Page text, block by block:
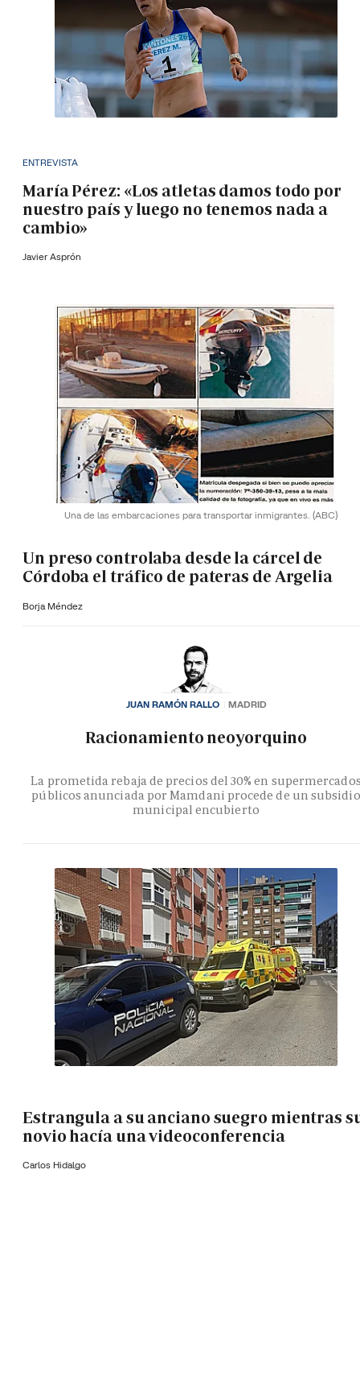
ENTREVISTA
María Pérez: «Los atletas damos todo por
nuestro país y luego no tenemos nada a
cambio»
Javier Asprón
Una de las embarcaciones para transportar inmigrantes. (ABC)
Un preso controlaba desde la cárcel de
Córdoba el tráfico de pateras de Argelia
Borja Méndez
Racionamiento neoyorquino
La prometida rebaja de precios del 30% en
públicos anunciada por Mamdani procede de un subsidio
municipal encubierto
JUAN RAMÓN RALLO MADRID
Estrangula a su anciano suegro mientras
novio hacía una videoconferencia
Carlos Hidalgo